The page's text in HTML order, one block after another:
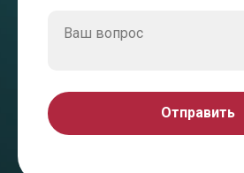
Отправить